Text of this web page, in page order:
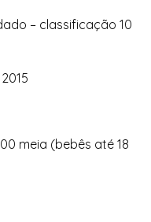
– classificação 10
meia (bebês até 18